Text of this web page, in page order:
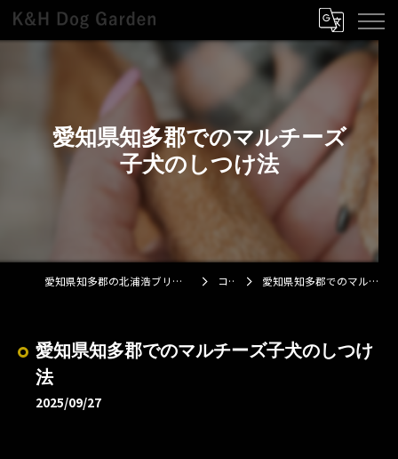
愛知県知多郡でのマルチーズ
子犬のしつけ法
愛知県知多郡の北浦浩ブリーダーならK&H Dog Garden コラム 愛知県知多郡でのマルチーズ子犬のしつけ法
愛知県知多郡でのマルチーズ子犬のしつけ
法
2025/09/27